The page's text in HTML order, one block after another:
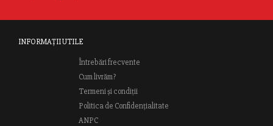
INFORMAȚII UTILE
Întrebări frecvente
Cum livrăm?
Termeni și condiții
Politica de Confidențialitate
ANPC